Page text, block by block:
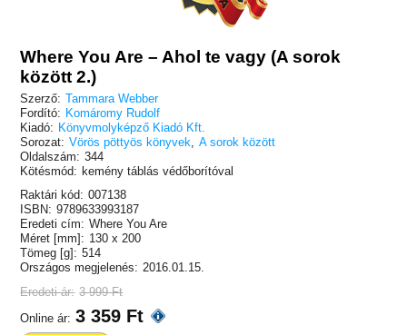
Where You Are – Ahol te vagy (A sorok
között 2.)
Szerző: Tammara Webber
Fordító: Komáromy Rudolf
Kiadó: Könyvmolyképző Kiadó Kft.
Sorozat: Vörös pöttyös könyvek, A sorok között
Oldalszám: 344
Kötésmód: kemény táblás védőborítóval
Raktári kód: 007138
ISBN: 9789633993187
Eredeti cím: Where You Are
Méret [mm]: 130 x 200
Tömeg [g]: 514
Országos megjelenés: 2016.01.15.
Eredeti ár: 3 999 Ft
Online ár: 3 359 Ft